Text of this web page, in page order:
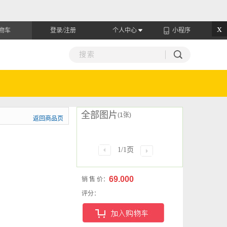
x
车 登录/注册 个人中心 小程序
返回商品页 全部图片(1张)
1/1页
销 售 价： 69.000
评分：